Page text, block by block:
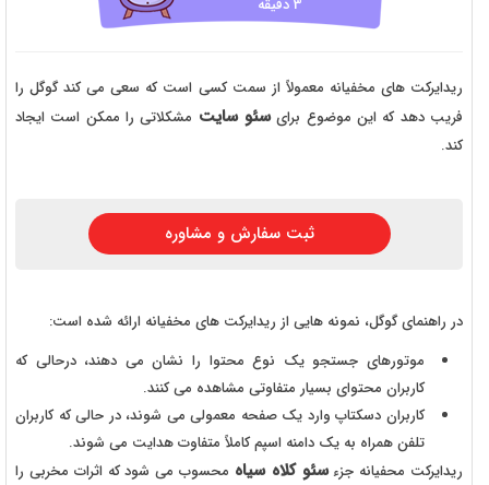
3 دقیقه
ریدایرکت های مخفیانه معمولاً از سمت کسی است که سعی می کند گوگل را
فریب دهد که این موضوع برایسئو سایت مشکلاتی را ممکن است ایجاد
کند.
ثبت سفارش و مشاوره
در راهنمای گوگل، نمونه هایی از ریدایرکت های مخفیانه ارائه شده است:
موتورهای جستجو یک نوع محتوا را نشان می دهند، درحالی که
کاربران محتوای بسیار متفاوتی مشاهده می کنند.
کاربران دسکتاپ وارد یک صفحه معمولی می شوند، در حالی که کاربران
تلفن همراه به یک دامنه اسپم کاملاً متفاوت هدایت می شوند.
ریدایرکت محفیانه جزءسئو کلاه سیاه محسوب می شود که اثرات مخربی را